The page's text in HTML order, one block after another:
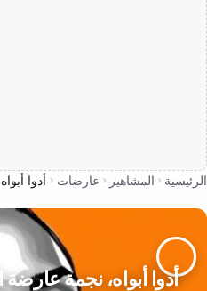
الرئيسية المشاهير عارضات أدوا
أدوا أبواه، نجمة عارضة